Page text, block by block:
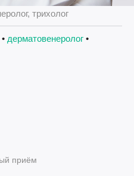
трихолог
• дерматовенеролог •
приём